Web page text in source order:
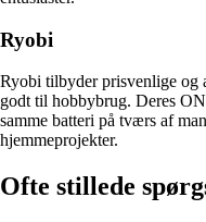
Ryobi
Ryobi tilbyder prisvenlige og
godt til hobbybrug. Deres
samme batteri på tværs af
hjemmeprojekter.
Ofte stillede